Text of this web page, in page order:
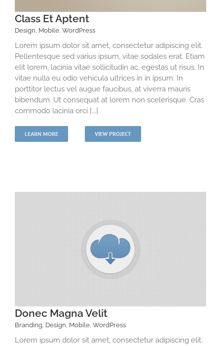
Class Et Aptent
Design, Mobile, WordPress
Lorem ipsum dolor sit amet, consectetur adipiscing elit.
Pellentesque sed varius ipsum, vitae sodales erat. Etiam
elit lorem, lacinia vitae sollicitudin ac, egestas ut risus. In
vitae nulla eu odio vehicula ultrices in in ipsum. In
porttitor lectus vel augue faucibus, at viverra mauris
bibendum. Ut consequat at lorem non scelerisque. Cras
commodo lacinia orci [...]
LEARN MORE VIEW PROJECT
Donec Magna Velit
Branding, Design, Mobile, WordPress
Lorem ipsum dolor sit amet, consectetur adipiscing elit.